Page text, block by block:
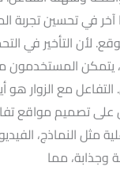
آخر في تحسين
لأن التأخير في
يتمكن
مع الزوار
تصميم مواقع
مثل النماذج،
وجذابة، مما